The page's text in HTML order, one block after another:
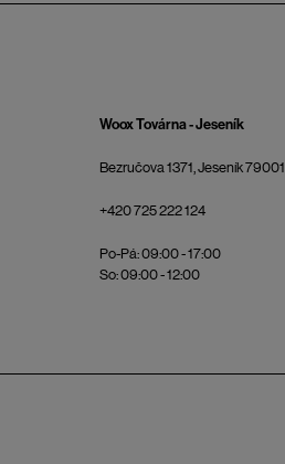
Woox Továrna - Jeseník
Bezručova 1371, Jeseník 79001
+420 725 222 124
Po-Pá: 09:00 - 17:00
So: 09:00 - 12:00